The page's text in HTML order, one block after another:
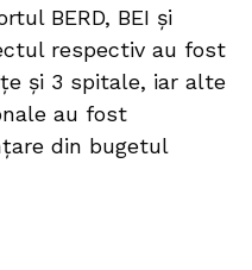
BERD, BEI și
respectiv au fost
și 3 spitale, iar alte
au fost
din bugetul